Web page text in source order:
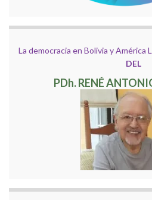
La democracia en Bolivia y América
DEL
PDh. RENÉ